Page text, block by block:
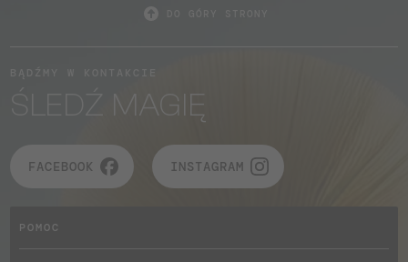
ŚLEDŹ MAGIĘ
FACEBOOK INSTAGRAM
POMOC